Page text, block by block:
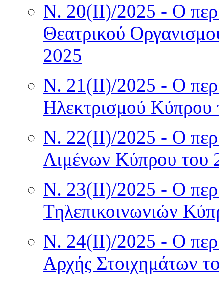
Ν. 20(II)/2025 - Ο
Θεατρικού
2025
Ν. 21(II)/2025 - Ο
Ηλεκτρισμού
Ν. 22(II)/2025 - Ο
Λιμένων Κύπρου του
Ν. 23(II)/2025 - Ο
Τηλεπικοινωνιών
Ν. 24(II)/2025 - Ο
Αρχής Στοιχημάτων